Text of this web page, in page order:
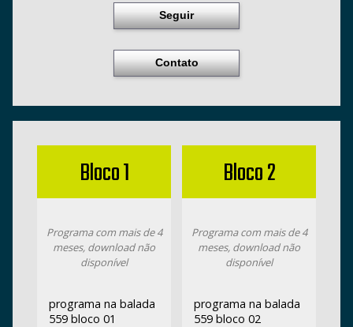
Seguir
Contato
Bloco 1
Programa com mais de 4
meses, download não
disponível
programa na balada
559 bloco 01
Bloco 2
Programa com mais de 4
meses, download não
disponível
programa na balada
559 bloco 02